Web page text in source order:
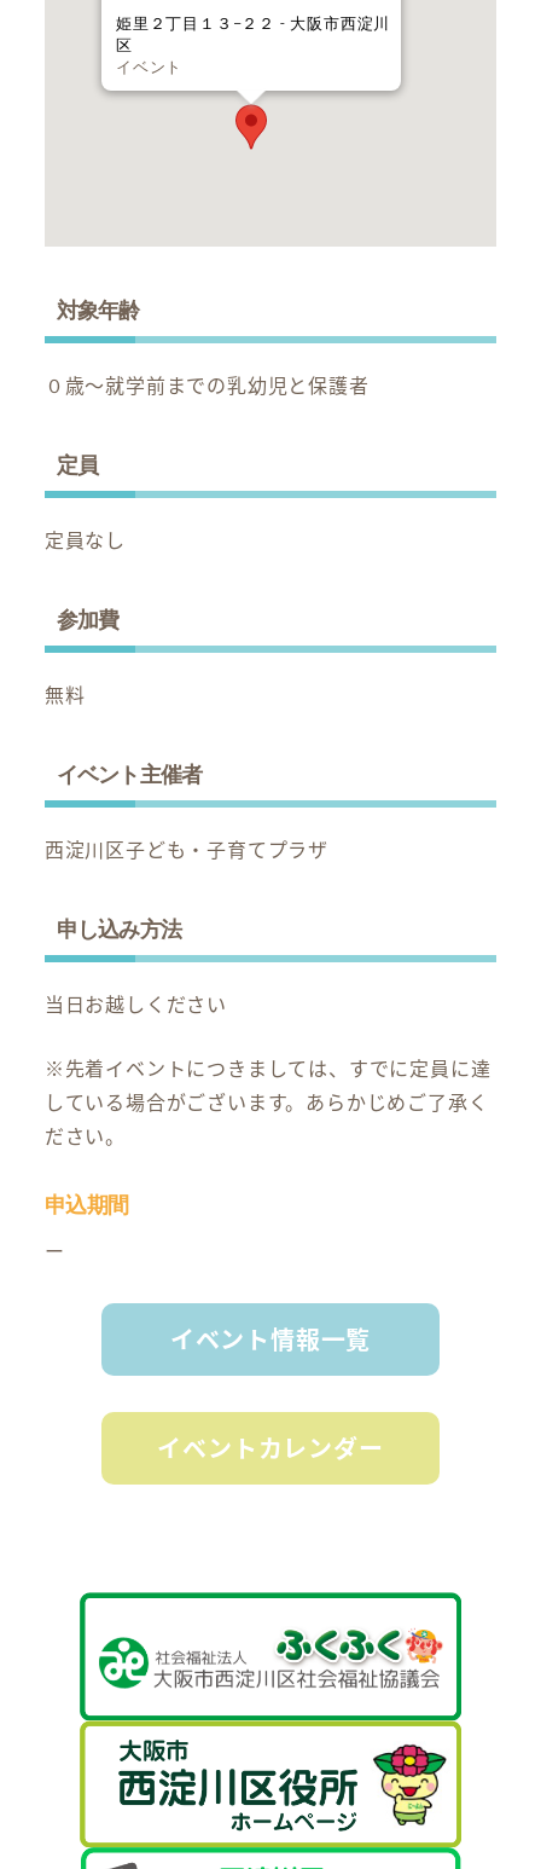
姫里２丁目１３−２２ - 大阪市西淀川
区
イベント
対象年齢
０歳～就学前までの乳幼児と保護者
定員
定員なし
参加費
無料
イベント主催者
西淀川区子ども・子育てプラザ
申し込み方法
当日お越しください
※先着イベントにつきましては、すでに定員に達
している場合がございます。あらかじめご了承く
ださい。
申込期間
ー
イベント情報一覧
イベントカレンダー